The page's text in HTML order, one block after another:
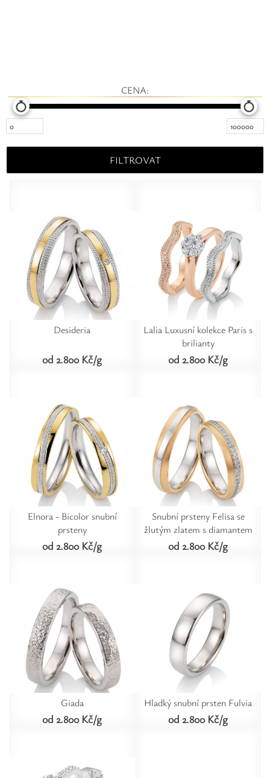
CENA:
FILTROVAT
Desideria
od 2.800 Kč/g
Lalia Luxusní kolekce Paris s
brilianty
od 2.800 Kč/g
Elnora - Bicolor snubní
prsteny
od 2.800 Kč/g
Snubní prsteny Felisa se
žlutým zlatem s diamantem
od 2.800 Kč/g
Giada
od 2.800 Kč/g
Hladký snubní prsten Fulvia
od 2.800 Kč/g